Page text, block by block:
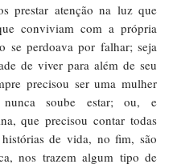
prestar atenção na luz que
conviviam com a própria
se perdoava por falhar; seja
de viver para além de seu
precisou ser uma mulher
soube estar; ou, e
que precisou contar todas
de vida, no fim, são
nos trazem algum tipo de